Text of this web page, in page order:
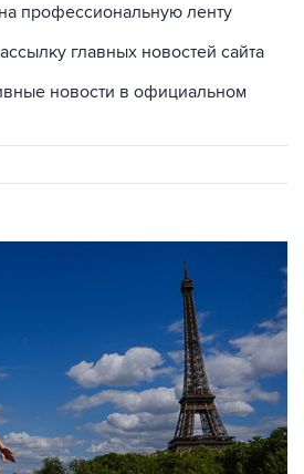
профессиональную ленту
главных новостей сайта
новости в официальном